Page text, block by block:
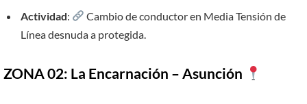
Actividad:
Cambio de conductor en Media Tensión de
Línea desnuda a protegida.
ZONA 02: La Encarnación – Asunción